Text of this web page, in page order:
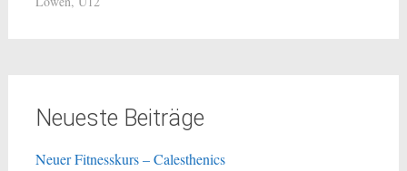
Neueste Beiträge
Neuer Fitnesskurs – Calesthenics